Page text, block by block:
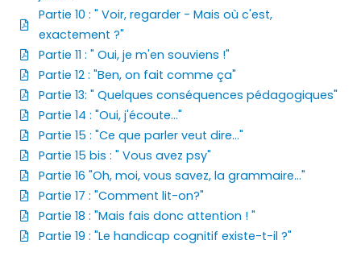
Partie 10 : " Voir, regarder - Mais où c'est,
exactement ?"
Partie 11 : " Oui, je m'en souviens !"
Partie 12 : "Ben, on fait comme ça"
Partie 13: " Quelques conséquences pédagogiques"
Partie 14 : "Oui, j'écoute..."
Partie 15 : "Ce que parler veut dire..."
Partie 15 bis : " Vous avez psy"
Partie 16 "Oh, moi, vous savez, la grammaire..."
Partie 17 : "Comment lit-on?"
Partie 18 : "Mais fais donc attention ! "
Partie 19 : "Le handicap cognitif existe-t-il ?"